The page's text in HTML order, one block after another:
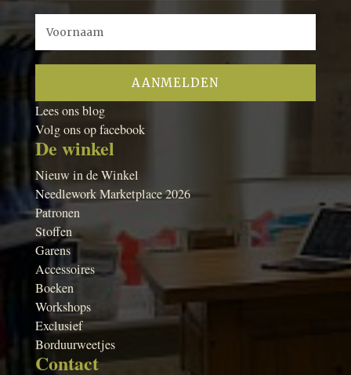
Lees ons blog
Volg ons op facebook
De winkel
Nieuw in de Winkel
Needlework Marketplace 2026
Patronen
Stoffen
Garens
Accessoires
Boeken
Workshops
Exclusief
Borduurweetjes
Contact